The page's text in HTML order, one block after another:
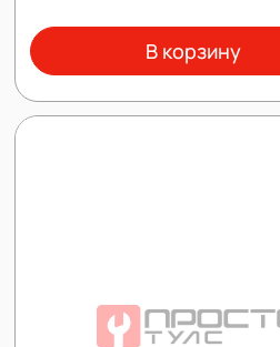
В корзину